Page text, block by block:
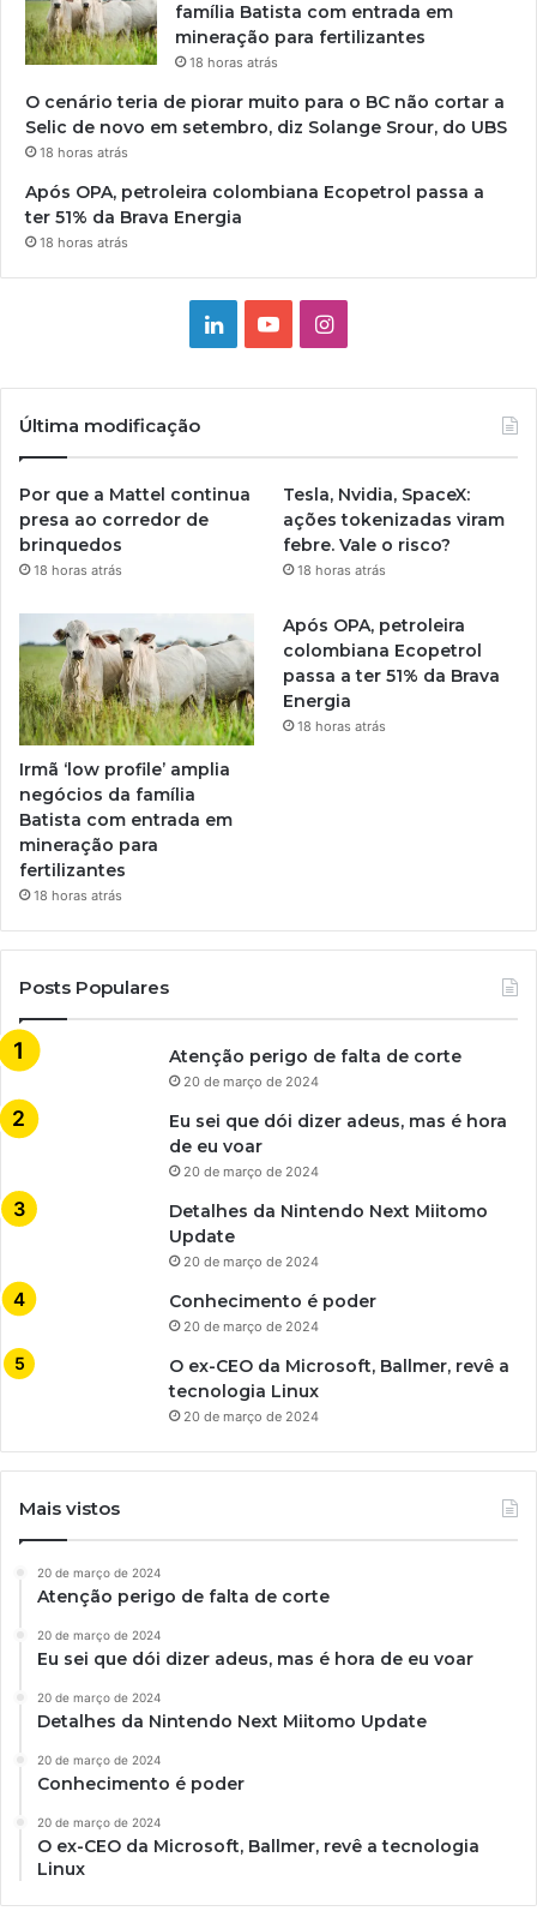
família Batista com entrada em
mineração para fertilizantes
18 horas atrás
O cenário teria de piorar muito para o BC não cortar a
Selic de novo em setembro, diz Solange Srour, do UBS
18 horas atrás
Após OPA, petroleira colombiana Ecopetrol passa a
ter 51% da Brava Energia
18 horas atrás
LinkedinYouTubeInstagram
Última modificação
Por que a Mattel continua
presa ao corredor de
brinquedos
18 horas atrás
Tesla, Nvidia, SpaceX:
ações tokenizadas viram
febre. Vale o risco?
18 horas atrás
Irmã ‘low profile’ amplia
negócios da família
Batista com entrada em
mineração para
fertilizantes
18 horas atrás
Após OPA, petroleira
colombiana Ecopetrol
passa a ter 51% da Brava
Energia
18 horas atrás
Posts Populares
Atenção perigo de falta de corte
20 de março de 2024
Eu sei que dói dizer adeus, mas é hora
de eu voar
20 de março de 2024
Detalhes da Nintendo Next Miitomo
Update
20 de março de 2024
Conhecimento é poder
20 de março de 2024
O ex-CEO da Microsoft, Ballmer, revê a
tecnologia Linux
20 de março de 2024
Mais vistos
20 de março de 2024
Atenção perigo de falta de corte
20 de março de 2024
Eu sei que dói dizer adeus, mas é hora de eu voar
20 de março de 2024
Detalhes da Nintendo Next Miitomo Update
20 de março de 2024
Conhecimento é poder
20 de março de 2024
O ex-CEO da Microsoft, Ballmer, revê a tecnologia
Linux